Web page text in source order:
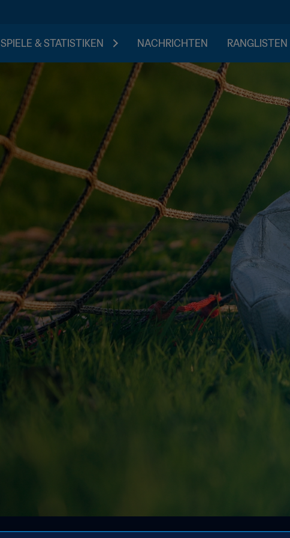
SPIELE & STATISTIKEN NACHRICHTEN RANGLISTEN